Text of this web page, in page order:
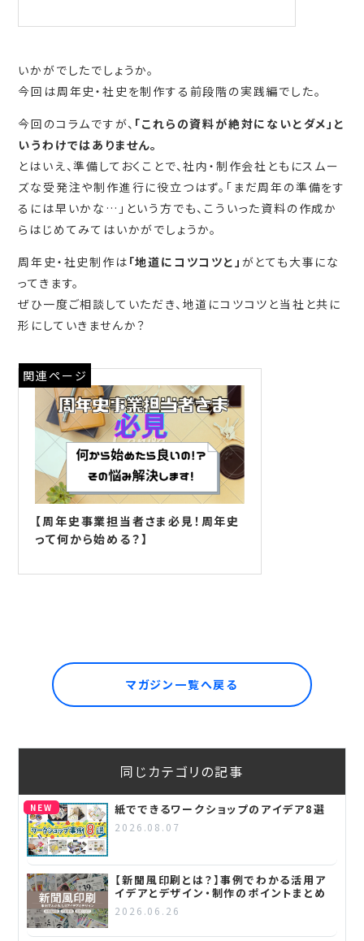
いかがでしたでしょうか。
今回は周年史・社史を制作する前段階の実践編でした。
今回のコラムですが、 「これらの資料が絶対にないとダメ」と
いうわけではありません。
とはいえ、準備しておくことで、社内・制作会社ともにスムー
ズな受発注や制作進行に役立つはず。「まだ周年の準備をす
るには早いかな…」という方でも、こういった資料の作成か
らはじめてみてはいかがでしょうか。
周年史・社史制作は 「地道にコツコツと」 がとても大事にな
ってきます。
ぜひ一度ご相談していただき、地道にコツコツと当社と共に
形にしていきませんか？
関連ページ
【周年史事業担当者さま必見！周年史
って何から始める？】
同じカテゴリの記事
NEW 紙でできるワークショップのアイデア8選
2026.08.07
【新聞風印刷とは？】事例でわかる活用ア
イデアとデザイン・制作のポイントまとめ
2026.06.26
マガジン一覧へ戻る